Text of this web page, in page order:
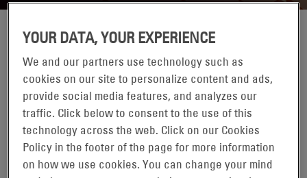
YOUR DATA, YOUR EXPERIENCE
We and our partners use technology such as
cookies on our site to personalize content and ads,
provide social media features, and analyzes our
traffic. Click below to consent to the use of this
technology across the web. Click on our Cookies
Policy in the footer of the page for more information
on how we use cookies. You can change your mind